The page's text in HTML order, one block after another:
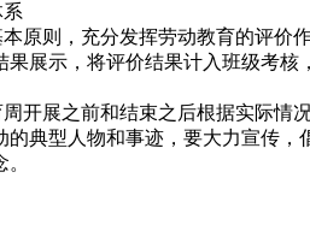
系
原则，充分发挥劳动教育的评价
展示，将评价结果计入班级考核
开展之前和结束之后根据实际情
的典型人物和事迹，要大力宣传